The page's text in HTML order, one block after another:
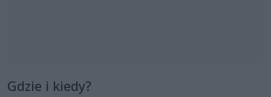
Gdzie i kiedy?